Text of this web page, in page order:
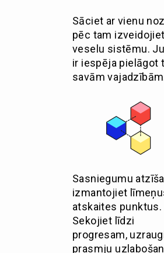
Sāciet ar vienu
pēc tam izveidojiet
veselu sistēmu.
ir iespēja pielāgot
savām
Sasniegumu
izmantojiet
atskaites punktus.
Sekojiet līdzi
progresam,
prasmju